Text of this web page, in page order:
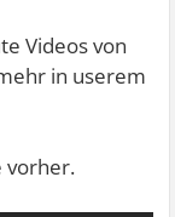
Videos von
in userem
vorher.